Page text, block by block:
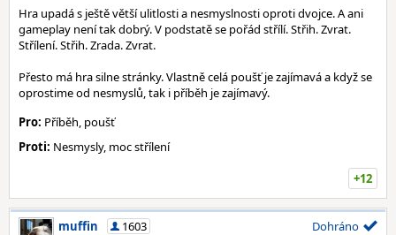
Hra upadá s ještě větší ulitlosti a nesmyslnosti oproti dvojce. A ani
gameplay není tak dobrý. V podstatě se pořád střílí. Střih. Zvrat.
Střílení. Střih. Zrada. Zvrat.
Přesto má hra silne stránky. Vlastně celá poušť je zajímavá a když se
oprostime od nesmyslů, tak i příběh je zajímavý.
Pro: Příběh, poušť
Proti: Nesmysly, moc střílení
+12
muffin
1603
Dohráno